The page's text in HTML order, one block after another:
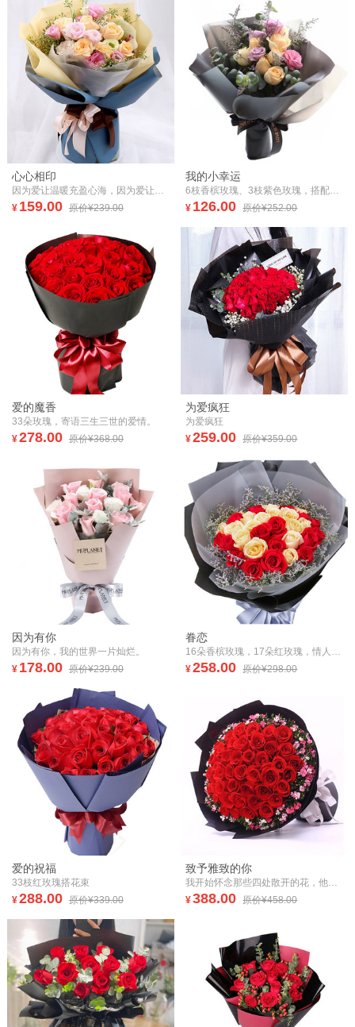
心心相印
因为爱让温暖充盈心海，因为爱让天家折射色彩，我要穿过茫茫人海，走向你 ，拥抱你，守护你！
¥ 159.00 原价¥239.00
我的小幸运
6枝香槟玫瑰、3枝紫色玫瑰，搭配粉色洋桔梗、尤加利、情人草花束
¥ 126.00 原价¥252.00
爱的魔香
33朵玫瑰，寄语三生三世的爱情。
¥278.00 原价¥368.00
为爱疯狂
为爱疯狂
¥259.00 原价¥359.00
因为有你
因为有你，我的世界一片灿烂。
¥ 178.00 原价¥239.00
眷恋
16朵香槟玫瑰，17朵红玫瑰，情人草丰满围边
¥258.00 原价¥298.00
爱的祝福
33枝红玫瑰搭花束
¥288.00 原价¥339.00
致予雅致的你
¥388.00 原价¥458.00